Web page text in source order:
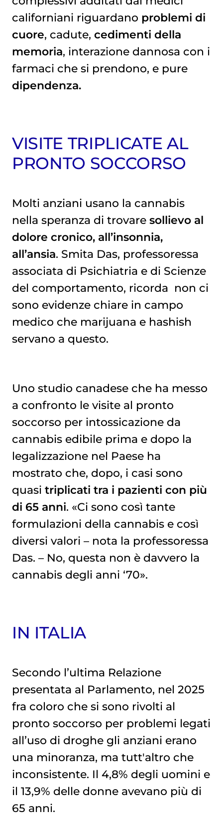
californiani riguardano problemi di
cuore, cadute, cedimenti della
memoria, interazione dannosa con i
farmaci che si prendono, e pure
dipendenza.
VISITE TRIPLICATE AL
PRONTO SOCCORSO
Molti anziani usano la cannabis
nella speranza di trovare sollievo al
dolore cronico, all’insonnia,
all’ansia. Smita Das, professoressa
associata di Psichiatria e di Scienze
del comportamento, ricorda non ci
sono evidenze chiare in campo
medico che marijuana e hashish
servano a questo.
Uno studio canadese che ha messo
a confronto le visite al pronto
soccorso per intossicazione da
cannabis edibile prima e dopo la
legalizzazione nel Paese ha
mostrato che, dopo, i casi sono
quasi triplicati tra i pazienti con più
di 65 anni. «Ci sono così tante
formulazioni della cannabis e così
diversi valori – nota la professoressa
Das. – No, questa non è davvero la
cannabis degli anni ‘70».
IN ITALIA
Secondo l’ultima Relazione
presentata al Parlamento, nel 2025
fra coloro che si sono rivolti al
pronto soccorso per problemi legati
all’uso di droghe gli anziani erano
una minoranza, ma tutt'altro che
inconsistente. Il 4,8% degli uomini e
il 13,9% delle donne avevano più di
65 anni.